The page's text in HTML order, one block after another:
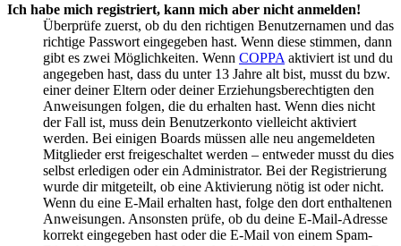
Ich habe mich registriert, kann mich aber nicht anmelden!
Überprüfe zuerst, ob du den richtigen Benutzernamen und das
richtige Passwort eingegeben hast. Wenn diese stimmen, dann
gibt es zwei Möglichkeiten. Wenn COPPA aktiviert ist und du
angegeben hast, dass du unter 13 Jahre alt bist, musst du bzw.
einer deiner Eltern oder deiner Erziehungsberechtigten den
Anweisungen folgen, die du erhalten hast. Wenn dies nicht
der Fall ist, muss dein Benutzerkonto vielleicht aktiviert
werden. Bei einigen Boards müssen alle neu angemeldeten
Mitglieder erst freigeschaltet werden – entweder musst du dies
selbst erledigen oder ein Administrator. Bei der Registrierung
wurde dir mitgeteilt, ob eine Aktivierung nötig ist oder nicht.
Wenn du eine E-Mail erhalten hast, folge den dort enthaltenen
Anweisungen. Ansonsten prüfe, ob du deine E-Mail-Adresse
korrekt eingegeben hast oder die E-Mail von einem Spam-